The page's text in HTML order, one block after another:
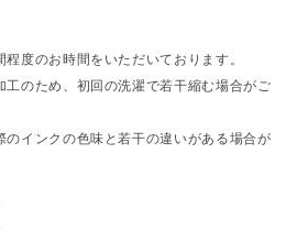
度のお時間をいただいております。
工のため、初回の洗濯で若干縮む場合がご
のインクの色味と若干の違いがある場合が